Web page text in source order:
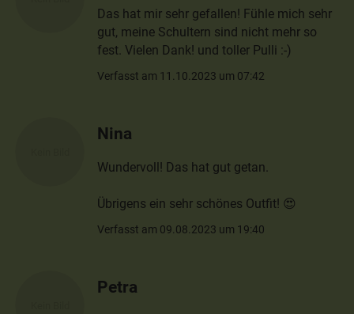
Das hat mir sehr gefallen! Fühle mich sehr
gut, meine Schultern sind nicht mehr so
fest. Vielen Dank! und toller Pulli :-)
Verfasst am 11.10.2023 um 07:42
Nina
Wundervoll! Das hat gut getan.
Übrigens ein sehr schönes Outfit! 😍
Verfasst am 09.08.2023 um 19:40
Petra